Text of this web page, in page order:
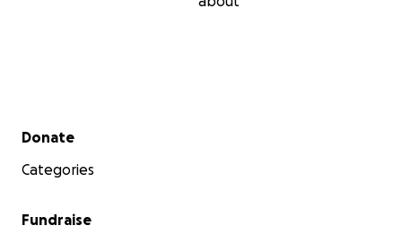
Secondary menu
Donate
Categories
Fundraise